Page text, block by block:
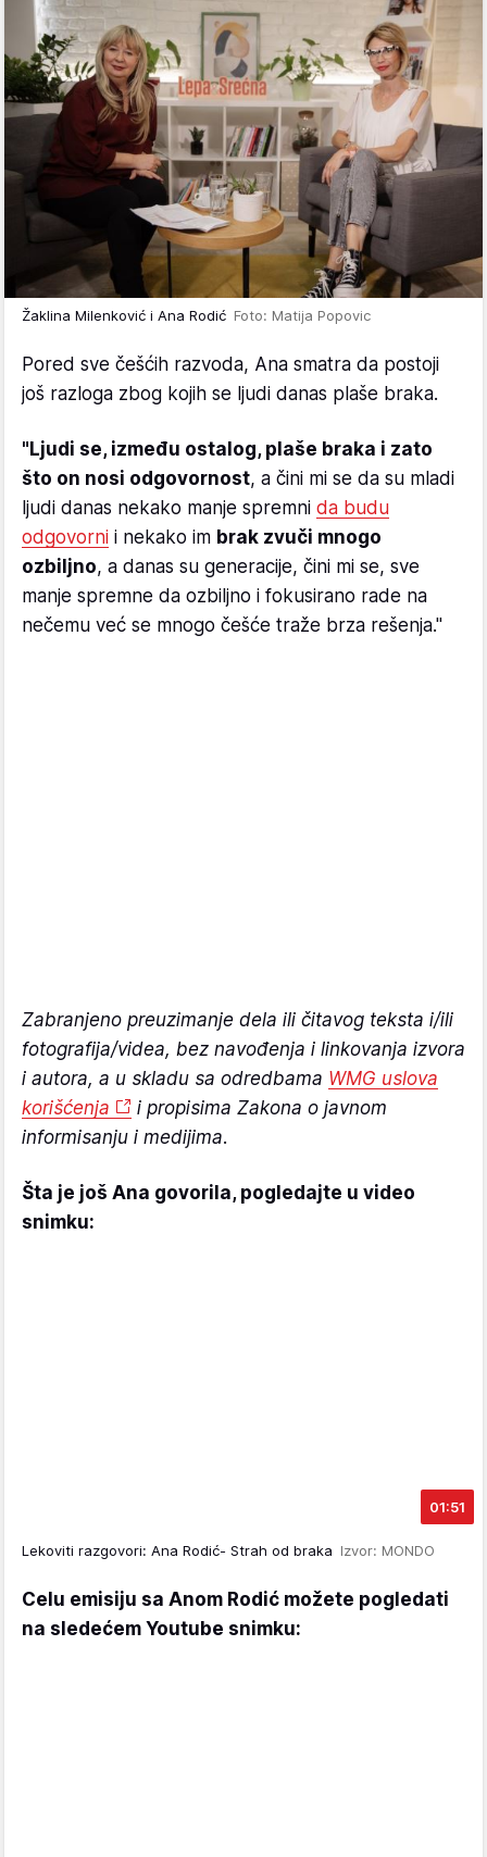
Žaklina Milenković i Ana Rodić Foto: Matija Popovic
Pored sve češćih razvoda, Ana smatra da postoji
još razloga zbog kojih se ljudi danas plaše braka.
"Ljudi se, između ostalog, plaše braka i zato
što on nosi odgovornost, a čini mi se da su mladi
ljudi danas nekako manje spremni da budu
odgovorni i nekako im brak zvuči mnogo
ozbiljno, a danas su generacije, čini mi se, sve
manje spremne da ozbiljno i fokusirano rade na
nečemu već se mnogo češće traže brza rešenja."
Zabranjeno preuzimanje dela ili čitavog teksta i/ili
fotografija/videa, bez navođenja i linkovanja izvora
i autora, a u skladu sa odredbama WMG uslova
korišćenja
i propisima Zakona o javnom
informisanju i medijima.
Šta je još Ana govorila, pogledajte u video
snimku:
01:51
Lekoviti razgovori: Ana Rodić- Strah od braka Izvor: MONDO
Celu emisiju sa Anom Rodić možete pogledati
na sledećem Youtube snimku: